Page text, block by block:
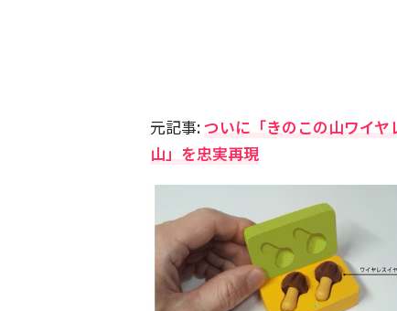
元記事:ついに「きのこの山ワイ
山」を忠実再現